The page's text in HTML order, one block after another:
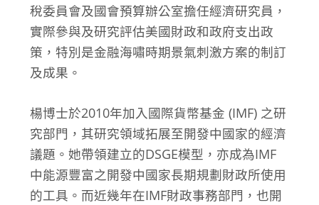
稅委員會及國會預算辦公室擔任經濟研究員，
實際參與及研究評估美國財政和政府支出政
策，特別是金融海嘯時期景氣刺激方案的制訂
及成果。
楊博士於2010年加入國際貨幣基金 (IMF) 之研
究部門，其研究領域拓展至開發中國家的經濟
議題。她帶領建立的DSGE模型，亦成為IMF
中能源豐富之開發中國家長期規劃財政所使用
的工具。而近幾年在IMF財政事務部門，也開